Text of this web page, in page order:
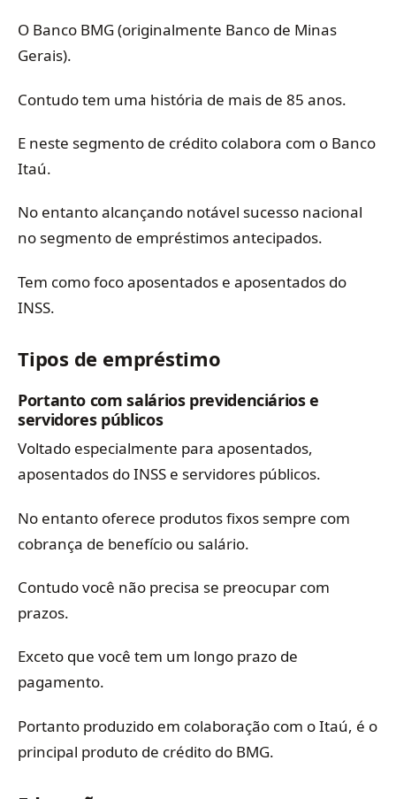
O Banco BMG (originalmente Banco de Minas
Gerais).
Contudo tem uma história de mais de 85 anos.
E neste segmento de crédito colabora com o Banco
Itaú.
No entanto alcançando notável sucesso nacional
no segmento de empréstimos antecipados.
Tem como foco aposentados e aposentados do
INSS.
Tipos de empréstimo
Portanto com salários previdenciários e
servidores públicos
Voltado especialmente para aposentados,
aposentados do INSS e servidores públicos.
No entanto oferece produtos fixos sempre com
cobrança de benefício ou salário.
Contudo você não precisa se preocupar com
prazos.
Exceto que você tem um longo prazo de
pagamento.
Portanto produzido em colaboração com o Itaú, é o
principal produto de crédito do BMG.